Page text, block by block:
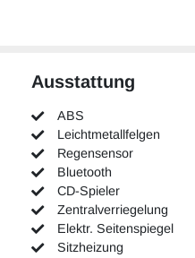
Ausstattung
ABS
Leichtmetallfelgen
Regensensor
Bluetooth
CD-Spieler
Zentralverriegelung
Elektr. Seitenspiegel
Sitzheizung